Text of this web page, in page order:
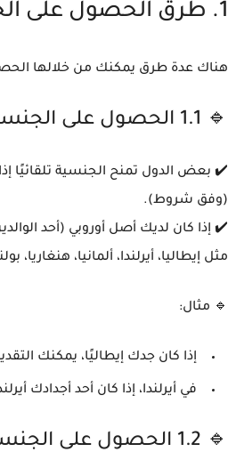
1. طرق الحصول على الجنسية الأوروبية
هناك عدة طرق يمكنك من خلالها
🔹 1.1 الحصول على الجنسية عن طريق الميلاد أو الأصل العرقي
✔️ بعض الدول تمنح الجنسية تلقائيًا
(وفق شروط).
✔️ إذا كان لديك أصل أوروبي (أحد
مثل إيطاليا، أيرلندا، ألمانيا، هنغاريا،
🔹 مثال:
إذا كان جدك إيطاليًا، يمكنك
في أيرلندا، إذا كان أحد أجدادك
🔹 1.2 الحصول على الجنسية الأوروبية عن طريق الإقامة الطويلة